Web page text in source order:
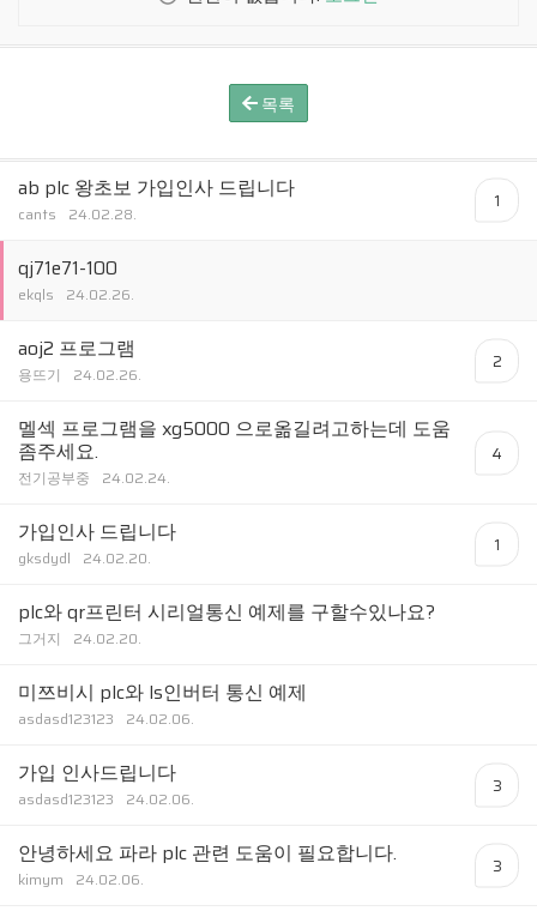
목록
ab plc 왕초보 가입인사 드립니다
cants 24.02.28.
1
qj71e71-100
ekqls 24.02.26.
aoj2 프로그램
용뜨기 24.02.26.
2
멜섹 프로그램을 xg5000 으로옮길려고하는데 도움
좀주세요.
전기공부중 24.02.24.
4
가입인사 드립니다
gksdydl 24.02.20.
1
plc와 qr프린터 시리얼통신 예제를 구할수있나요?
그거지 24.02.20.
미쯔비시 plc와 ls인버터 통신 예제
asdasd123123 24.02.06.
가입 인사드립니다
asdasd123123 24.02.06.
3
안녕하세요 파라 plc 관련 도움이 필요합니다.
kimym 24.02.06.
3